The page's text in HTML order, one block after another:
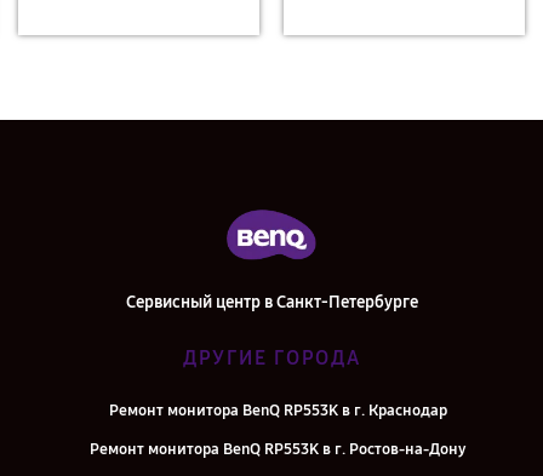
Сервисный центр в Санкт-Петербурге
ДРУГИЕ ГОРОДА
Ремонт монитора BenQ RP553K в г. Краснодар
Ремонт монитора BenQ RP553K в г. Ростов-на-Дону